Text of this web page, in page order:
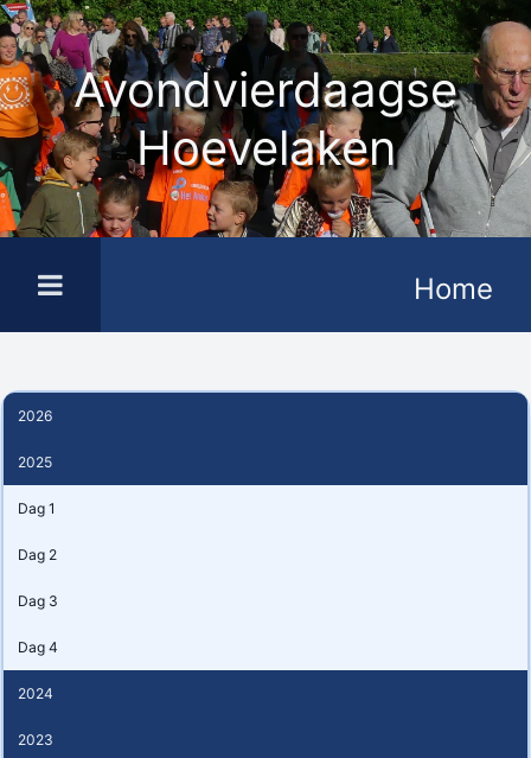
Avondvierdaagse
Hoevelaken
Home
2026
2025
Dag 1
Dag 2
Dag 3
Dag 4
2024
2023